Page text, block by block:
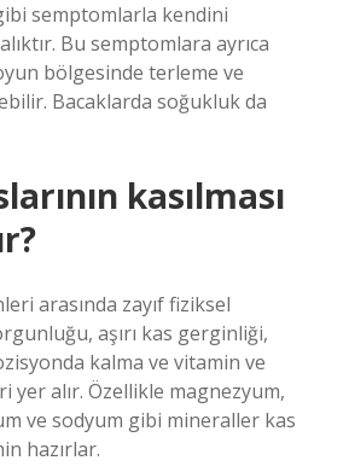
semptomlarla kendini
Bu semptomlara ayrıca
bölgesinde terleme ve
Bacaklarda soğukluk da
kasılması
arasında zayıf fiziksel
aşırı kas gerginliği,
kalma ve vitamin ve
yer alır. Özellikle magnezyum,
ve sodyum gibi mineraller kas
hazırlar.